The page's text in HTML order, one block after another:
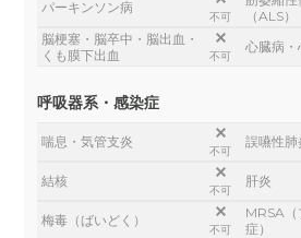
パーキンソン病
不可
（ALS）
脳梗塞・脳卒中・脳出血・
くも膜下出血
不可
心臓病・
呼吸器系・感染症
喘息・気管支炎
不可
誤嚥性肺
結核
不可
肝炎
梅毒（ばいどく）
不可
MRSA（
症）